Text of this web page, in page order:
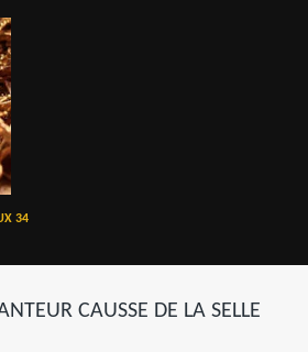
34
CAUSSE DE LA SELLE